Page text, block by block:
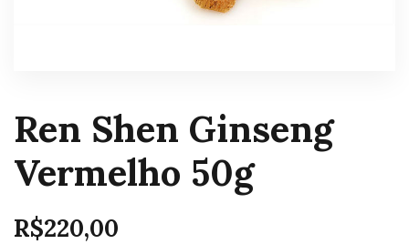
Ren Shen Ginseng
Vermelho 50g
R$220,00